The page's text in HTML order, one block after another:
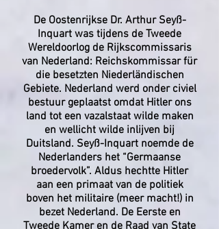
De Oostenrijkse Dr. Arthur Seyß-
Inquart was tijdens de Tweede
Wereldoorlog de Rijkscommissaris
van Nederland: Reichskommissar für
die besetzten Niederländischen
Gebiete. Nederland werd onder civiel
bestuur geplaatst omdat Hitler ons
land tot een vazalstaat wilde maken
en wellicht wilde inlijven bij
Duitsland. Seyß-Inquart noemde de
Nederlanders het “Germaanse
broedervolk”. Aldus hechtte Hitler
aan een primaat van de politiek
boven het militaire (meer macht!) in
bezet Nederland. De Eerste en
Tweede Kamer en de Raad van State